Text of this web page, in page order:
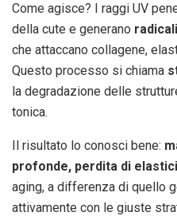
Come agisce? I raggi UV
della cute e generano
che attaccano collagene,
Questo processo si chiama
la degradazione delle
tonica.
Il risultato lo conosci bene:
profonde, perdita di
aging, a differenza di quello
attivamente con le giuste